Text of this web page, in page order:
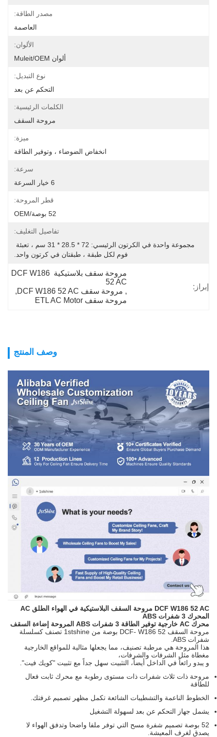
مصدر الطاقة:
العاصمة
الألوان:
ألوان Muleit/OEM
نوع التبديل:
التحكم عن بعد
الكلمات الرئيسية:
مروحة السقف
ميزة:
انخفاض الضوضاء ، وتوفير الطاقة
سرعة:
قطر المروحة:
52 بوصة/OEM
تفاصيل التغليف:
مجموعة واحدة في الكرتون الرئيسي: 72 * 28.5 * 31 سم ، تعبئة
فوم لكل طبقة ، طبقتان في كرتون واحد.
إبراز:
مروحة سقف بلاستيكية DCF W186
52 AC
, مروحة سقف DCF W186 52 AC
,
مروحة سقف ETL AC Motor
وصف المنتج
DCF W186 52 AC مروحة السقف البلاستيكية في الهواء الطلق AC
المحرك 3 شفرات ABS
محرك AC خارجية توفير الطاقة 3 شفرات ABS المروحة إضاءة السقف
مروحة السقف DCF- W186 52 بوصة من 1stshine تصنف كسلسلة
شفرات ABS.
هذا المروحة هي مرطبة تصنيف، مما يجعلها مثالية للمواقع الخارجية
مغطاة مثل الشرفات والشرفات،
و يبدو رائعاً في الداخل أيضاً، التثبيت سهل جداً مع تثبيت "كويك فيت".
مروحة ذات ثلاث شفرات ذات مستوى رطوبة مع محرك ثابت فعال
للطاقة
الخطوط الناعمة والتشطيبات الشائعة تكمل مظهر تصميم غرفتك.
يشمل جهاز التحكم عن بعد لسهولة التشغيل
52 بوصة تصميم شفرة مسح التي توفر ملفا واضحا وتدفق الهواء لا
يصدق لغرف المعيشة.